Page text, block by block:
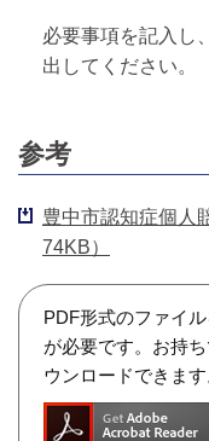
必要事項を記入し
出してください。
参考
豊中市認知症個人
74KB）
PDF形式のファイ
が必要です。お持
ウンロードできます